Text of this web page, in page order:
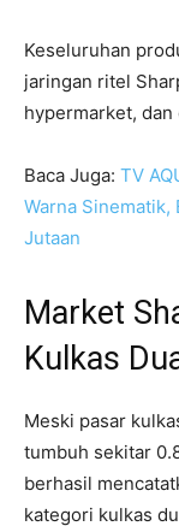
Keseluruhan
jaringan ritel
hypermarket,
Baca Juga: TV
Warna Sinematik,
Jutaan
Market
Kulkas
Meski pasar
tumbuh sekitar
berhasil
kategori kulkas